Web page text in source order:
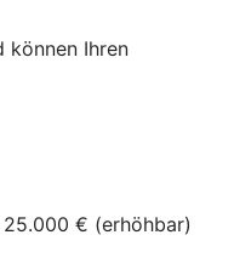
können Ihren
€ (erhöhbar)